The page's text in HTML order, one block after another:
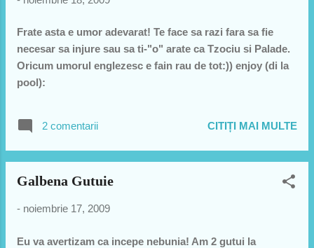
Frate asta e umor adevarat! Te face sa razi fara sa fie
necesar sa injure sau sa ti-"o" arate ca Tzociu si Palade.
Oricum umorul englezesc e fain rau de tot:)) enjoy (di la
pool):
2 comentarii CITIȚI MAI MULTE
Galbena Gutuie
- noiembrie 17, 2009
Eu va avertizam ca incepe nebunia! Am 2 gutui la